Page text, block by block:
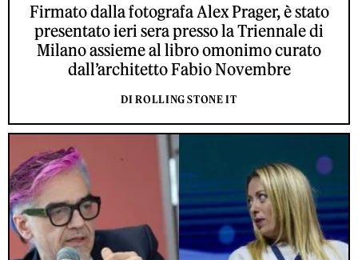
Firmato dalla fotografa Alex Prager, è stato
presentato ieri sera presso la Triennale di
Milano assieme al libro omonimo curato
dall’architetto Fabio Novembre
DI ROLLING STONE IT